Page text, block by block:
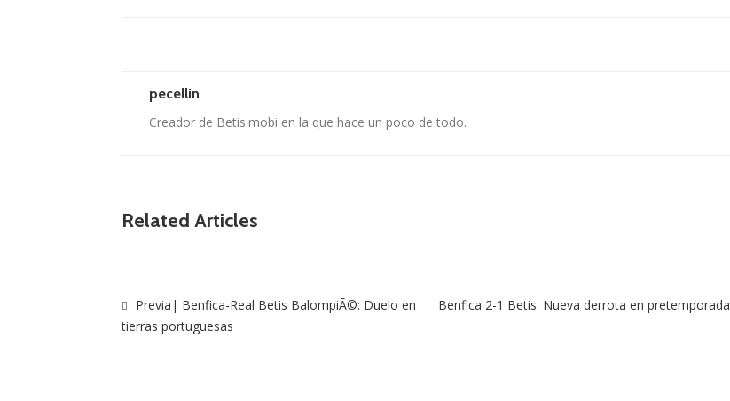
pecellin
Creador de Betis.mobi en la que hace un poco de todo.
Related Articles
Previa| Benfica-Real Betis BalompiÃ©: Duelo en
tierras portuguesas
Benfica 2-1 Betis: Nueva derrota en pretemporada